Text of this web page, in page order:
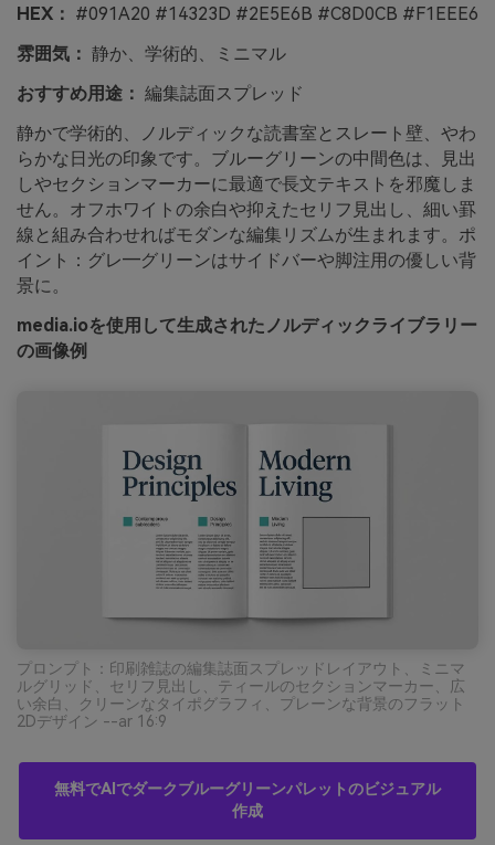
HEX： #091A20 #14323D #2E5E6B #C8D0CB #F1EEE6
雰囲気： 静か、学術的、ミニマル
おすすめ用途： 編集誌面スプレッド
静かで学術的、ノルディックな読書室とスレート壁、やわ
らかな日光の印象です。ブルーグリーンの中間色は、見出
しやセクションマーカーに最適で長文テキストを邪魔しま
せん。オフホワイトの余白や抑えたセリフ見出し、細い罫
線と組み合わせればモダンな編集リズムが生まれます。ポ
イント：グレ―グリーンはサイドバーや脚注用の優しい背
景に。
media.ioを使用して生成されたノルディックライブラリー
の画像例
プロンプト：印刷雑誌の編集誌面スプレッドレイアウト、ミニマ
ルグリッド、セリフ見出し、ティールのセクションマーカー、広
い余白、クリーンなタイポグラフィ、プレーンな背景のフラット
2Dデザイン --ar 16:9
無料でAIでダークブルーグリーンパレットのビジュアル
作成